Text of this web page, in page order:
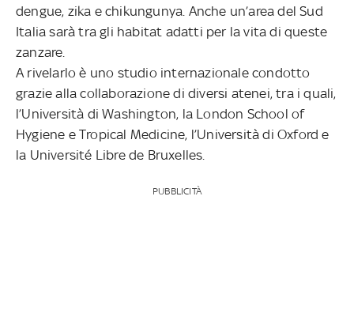
dengue, zika e chikungunya. Anche un’area del Sud
Italia sarà tra gli habitat adatti per la vita di queste
zanzare.
A rivelarlo è uno studio internazionale condotto
grazie alla collaborazione di diversi atenei, tra i quali,
l’Università di Washington, la London School of
Hygiene e Tropical Medicine, l’Università di Oxford e
la Université Libre de Bruxelles.
PUBBLICITÀ